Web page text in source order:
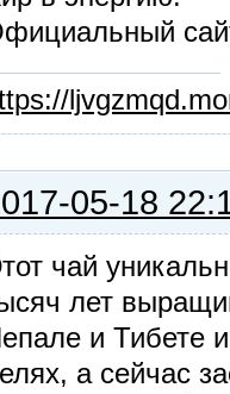
05-18
чай
лет
и Тибете
а сейчас